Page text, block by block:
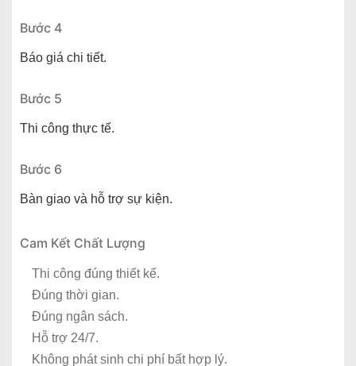
Bước 4
Báo giá chi tiết.
Bước 5
Thi công thực tế.
Bước 6
Bàn giao và hỗ trợ sự kiện.
Cam Kết Chất Lượng
Thi công đúng thiết kế.
Đúng thời gian.
Đúng ngân sách.
Hỗ trợ 24/7.
Không phát sinh chi phí bất hợp lý.